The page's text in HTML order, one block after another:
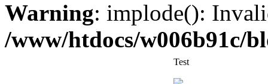
Warning: implode():
/www/htdocs/w006b91c/
Test